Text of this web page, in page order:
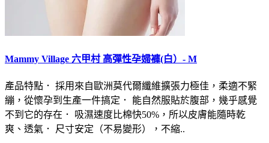
Mammy Village 六甲村 高彈性孕婦褲(白）- M
產品特點． 採用來自歐洲莫代爾纖維擴張力極佳，柔適不緊
繃，從懷孕到生產一件搞定． 能自然服貼於腹部，幾乎感覺
不到它的存在． 吸濕速度比棉快50%，所以皮膚能隨時乾
爽、透氣． 尺寸安定（不易變形），不縮..